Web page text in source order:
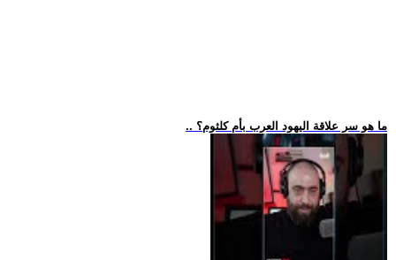
.. ما هو سر علاقة اليهود العرب بأم كلثوم؟